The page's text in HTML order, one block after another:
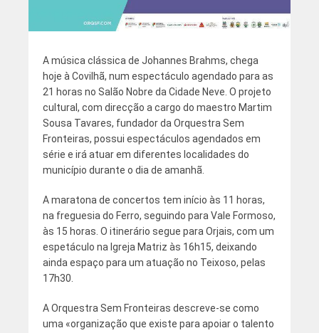
A música clássica de Johannes Brahms, chega
hoje à Covilhã, num espectáculo agendado para as
21 horas no Salão Nobre da Cidade Neve. O projeto
cultural, com direcção a cargo do maestro Martim
Sousa Tavares, fundador da Orquestra Sem
Fronteiras, possui espectáculos agendados em
série e irá atuar em diferentes localidades do
município durante o dia de amanhã.
A maratona de concertos tem início às 11 horas,
na freguesia do Ferro, seguindo para Vale Formoso,
às 15 horas. O itinerário segue para Orjais, com um
espetáculo na Igreja Matriz às 16h15, deixando
ainda espaço para um atuação no Teixoso, pelas
17h30.
A Orquestra Sem Fronteiras descreve-se como
uma «organização que existe para apoiar o talento